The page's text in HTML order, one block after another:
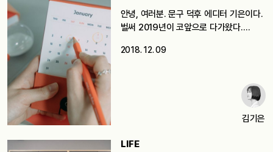
안녕, 여러분. 문구 덕후 에디터 기은이다.
벌써 2019년이 코앞으로 다가왔다.…
2018. 12. 09
김기은
LIFE